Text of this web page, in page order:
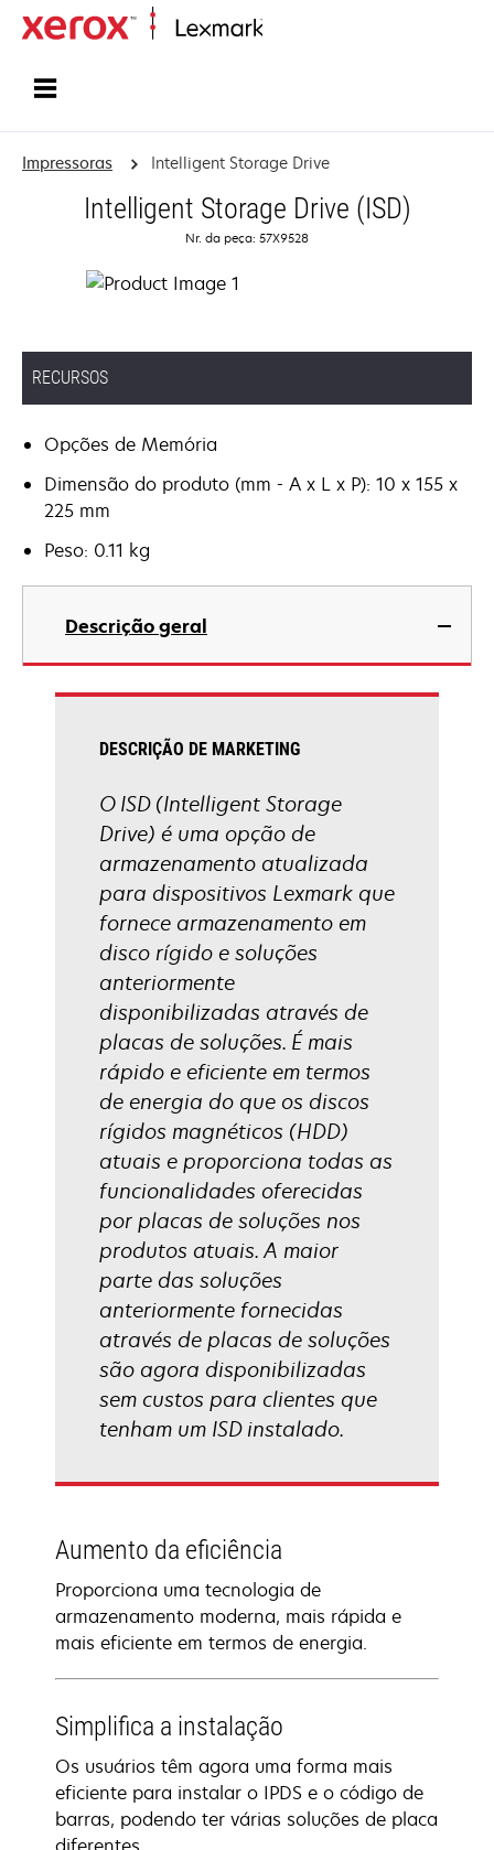
Impressoras Intelligent Storage Drive
Intelligent Storage Drive (ISD)
Nr. da peça: 57X9528
RECURSOS
Opções de Memória
Dimensão do produto (mm - A x L x P): 10 x 155 x
225 mm
Peso: 0.11 kg
Descrição geral
DESCRIÇÃO DE MARKETING
O ISD (Intelligent Storage
Drive) é uma opção de
armazenamento atualizada
para dispositivos Lexmark que
fornece armazenamento em
disco rígido e soluções
anteriormente
disponibilizadas através de
placas de soluções. É mais
rápido e eficiente em termos
de energia do que os discos
rígidos magnéticos (HDD)
atuais e proporciona todas as
funcionalidades oferecidas
por placas de soluções nos
produtos atuais. A maior
parte das soluções
anteriormente fornecidas
através de placas de soluções
são agora disponibilizadas
sem custos para clientes que
tenham um ISD instalado.
Aumento da eficiência
Proporciona uma tecnologia de
armazenamento moderna, mais rápida e
mais eficiente em termos de energia.
Simplifica a instalação
Os usuários têm agora uma forma mais
eficiente para instalar o IPDS e o código de
barras, podendo ter várias soluções de placa